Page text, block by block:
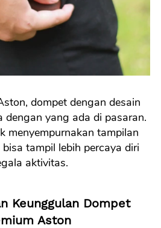
dompet dengan desain
dengan yang ada di pasaran.
menyempurnakan tampilan
tampil lebih percaya diri
aktivitas.
Keunggulan Dompet
Aston